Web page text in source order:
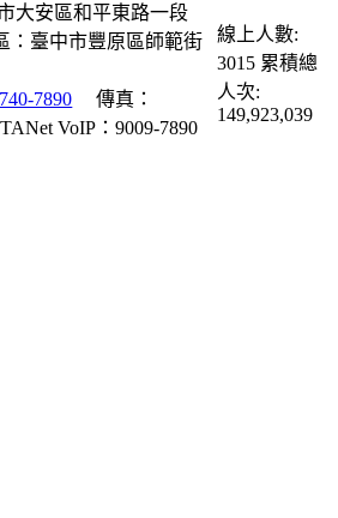
大安區和平東路一段
：臺中市豐原區師範街
7890
傳真：
TANet VoIP：9009-7890
線上人數:
3015 累積總
人次:
149,923,039